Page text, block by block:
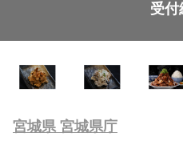
受付
宮城県 宮城県庁